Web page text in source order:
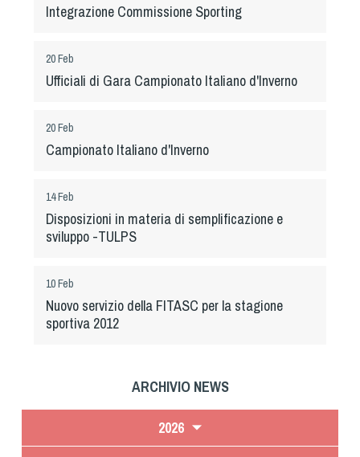
Integrazione Commissione Sporting
20 Feb
Ufficiali di Gara Campionato Italiano d'Inverno
20 Feb
Campionato Italiano d'Inverno
14 Feb
Disposizioni in materia di semplificazione e
sviluppo -TULPS
10 Feb
Nuovo servizio della FITASC per la stagione
sportiva 2012
ARCHIVIO NEWS
2026
Tiro di Campagna
Tiro con l'arco da caccia
DiscDog